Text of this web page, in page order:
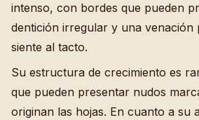
intenso, con bordes que pueden
dentición irregular y una venación
siente al tacto.
Su estructura de crecimiento es
que pueden presentar nudos
originan las hojas. En cuanto a su